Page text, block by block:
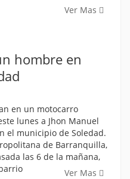
Ver Mas
hombre en
en un motocarro
lunes a Jhon Manuel
el municipio de Soledad.
de Barranquilla,
las 6 de la mañana,
Ver Mas